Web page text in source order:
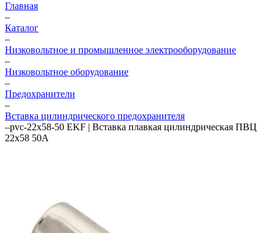
Главная
–
Каталог
–
Низковольтное и промышленное электрооборудование
–
Низковольтное оборудование
–
Предохранители
–
Вставка цилиндрического предохранителя
–pvc-22x58-50 EKF | Вставка плавкая цилиндрическая ПВЦ
22х58 50А